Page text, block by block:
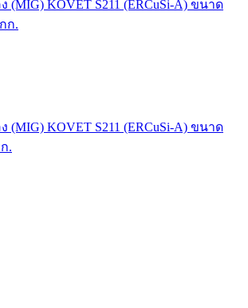
(MIG) KOVET S211 (ERCuSi-A) ขนาด
ก.
(MIG) KOVET S211 (ERCuSi-A) ขนาด
.